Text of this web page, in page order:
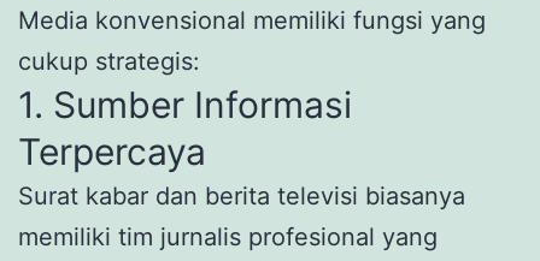
Media konvensional memiliki fungsi yang
cukup strategis:
1. Sumber Informasi
Terpercaya
Surat kabar dan berita televisi biasanya
memiliki tim jurnalis profesional yang